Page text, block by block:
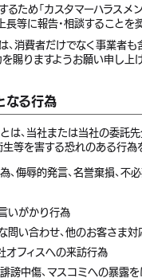
るため「カスタマーハラス
長等に報告・相談することを
は、消費者だけでなく事業
賜りますようお願い申し上
なる行為
とは、当社または当社の委
等を害する恐れのある行為
、侮辱的発言、名誉棄損、不
いがかり行為
問い合わせ、他のお客さま
オフィスへの来訪行為
謗中傷、マスコミへの暴露